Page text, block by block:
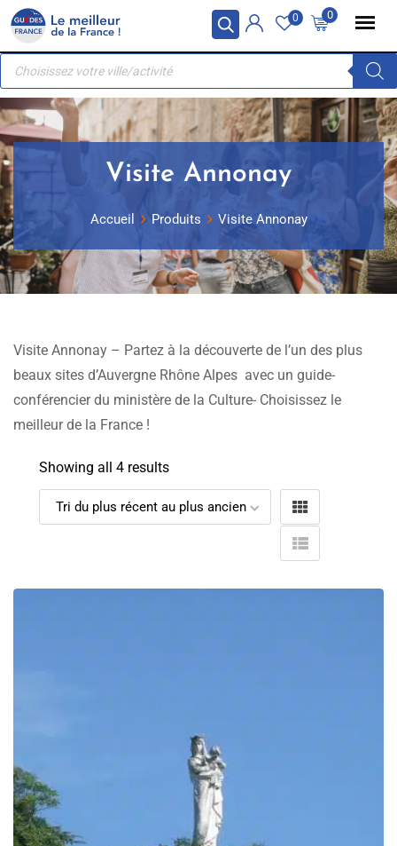
Panneau de gestion des cookies
Skip
content
0
0
Recherche
produits
Visite Annonay
Accueil Produits Visite Annonay
Visite Annonay – Partez à la découverte de l’un des plus
beaux sites d’Auvergne Rhône Alpes avec un guide-
conférencier du ministère de la Culture- Choisissez le
meilleur de la France !
Showing all 4 results